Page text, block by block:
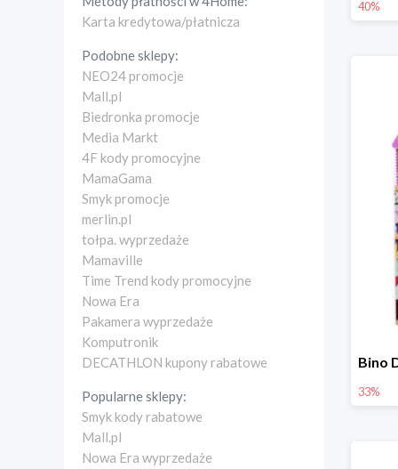
Karta kredytowa/płatnicza
Podobne sklepy:
NEO24 promocje
Mall.pl
Biedronka promocje
Media Markt
4F kody promocyjne
MamaGama
Smyk promocje
merlin.pl
tołpa. wyprzedaże
Mamaville
Time Trend kody promocyjne
Nowa Era
Pakamera wyprzedaże
Komputronik
DECATHLON kupony rabatowe
Popularne sklepy:
Smyk kody rabatowe
Mall.pl
Nowa Era wyprzedaże
40%
33%